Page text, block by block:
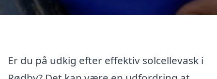
Er du på udkig efter effektiv solcellevask i